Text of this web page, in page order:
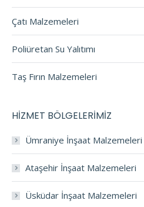
Çatı Malzemeleri
Poliüretan Su Yalıtımı
Taş Fırın Malzemeleri
HİZMET BÖLGELERİMİZ
Ümraniye İnşaat Malzemeleri
Ataşehir İnşaat Malzemeleri
Üsküdar İnşaat Malzemeleri